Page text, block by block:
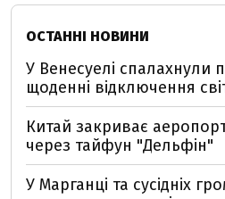
ОСТАННІ НОВИНИ
У Венесуелі спалахнули
щоденні відключення
Китай закриває
через тайфун "Дельфін"
У Марганці та сусідніх